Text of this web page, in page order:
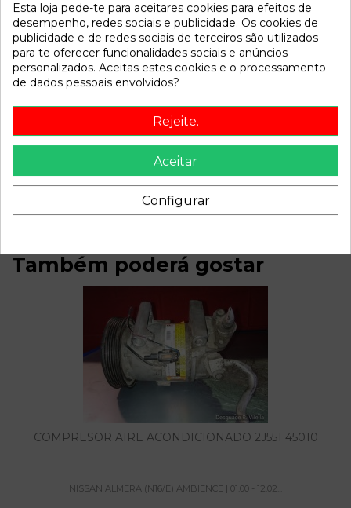
01.00 - 12.02
Referência 460359
Disponível a partir de: 2022-04-06
Recambio de bomba direccion para nissan almera (n16/e)
ambience | 01.00 - 12.02 ambience | 01.00 - 12.02 referencia
OEM IAM 7611332111
Também poderá gostar
COMPRESOR AIRE ACONDICIONADO 2J551 45010
NISSAN ALMERA (N16/E) AMBIENCE | 01.00 - 12.02...
Esta loja pede-te para aceitares cookies para efeitos de
desempenho, redes sociais e publicidade. Os cookies de
publicidade e de redes sociais de terceiros são utilizados
para te oferecer funcionalidades sociais e anúncios
personalizados. Aceitas estes cookies e o processamento
de dados pessoais envolvidos?
Rejeite.
Aceitar
Configurar